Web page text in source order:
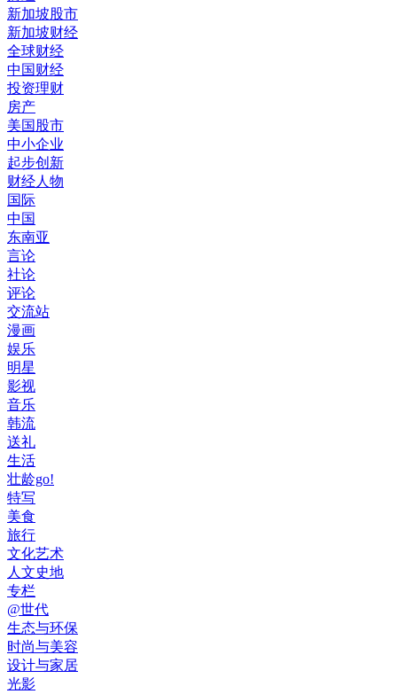
新加坡股市
新加坡财经
全球财经
中国财经
投资理财
房产
美国股市
中小企业
起步创新
财经人物
国际
中国
东南亚
言论
社论
评论
交流站
漫画
娱乐
明星
影视
音乐
韩流
送礼
生活
壮龄go!
特写
美食
旅行
文化艺术
人文史地
专栏
@世代
生态与环保
时尚与美容
设计与家居
光影